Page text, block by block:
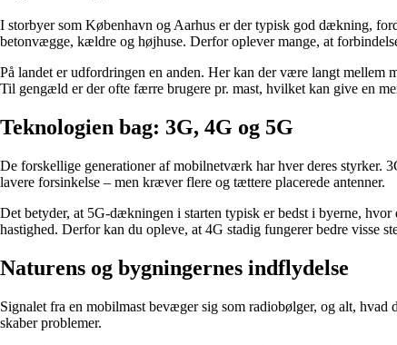
I storbyer som København og Aarhus er der typisk god dækning,
betonvægge, kældre og højhuse. Derfor oplever mange, at
På landet er udfordringen en anden. Her kan der være langt mellem
Til gengæld er der ofte færre brugere pr. mast, hvilket kan give en
Teknologien bag: 3G, 4G og 5G
De forskellige generationer af mobilnetværk har hver deres styrker.
lavere forsinkelse – men kræver flere og tættere placerede antenner.
Det betyder, at 5G-dækningen i starten typisk er bedst i byerne,
hastighed. Derfor kan du opleve, at 4G stadig fungerer bedre visse
Naturens og bygningernes indflydelse
Signalet fra en mobilmast bevæger sig som radiobølger, og alt,
skaber problemer.